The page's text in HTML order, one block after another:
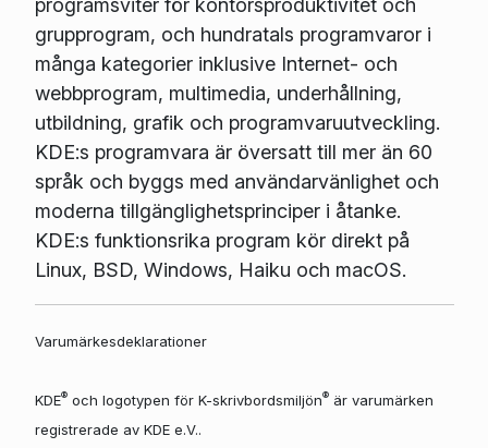
programsviter för kontorsproduktivitet och
grupprogram, och hundratals programvaror i
många kategorier inklusive Internet- och
webbprogram, multimedia, underhållning,
utbildning, grafik och programvaruutveckling.
KDE:s programvara är översatt till mer än 60
språk och byggs med användarvänlighet och
moderna tillgänglighetsprinciper i åtanke.
KDE:s funktionsrika program kör direkt på
Linux, BSD, Windows, Haiku och macOS.
Varumärkesdeklarationer
KDE®och logotypen för K-skrivbordsmiljön®är varumärken
registrerade av KDE e.V..